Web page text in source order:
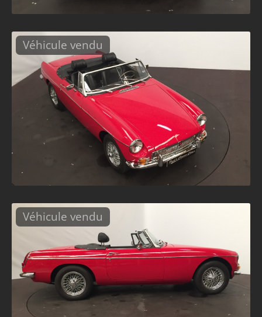
Véhicule vendu
Véhicule vendu